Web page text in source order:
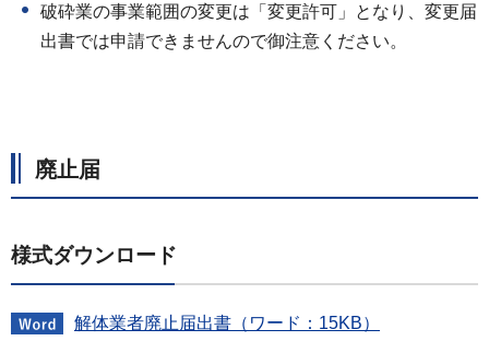
破砕業の事業範囲の変更は「変更許可」となり、変更届
出書では申請できませんので御注意ください。
廃止届
様式ダウンロード
解体業者廃止届出書（ワード：15KB）